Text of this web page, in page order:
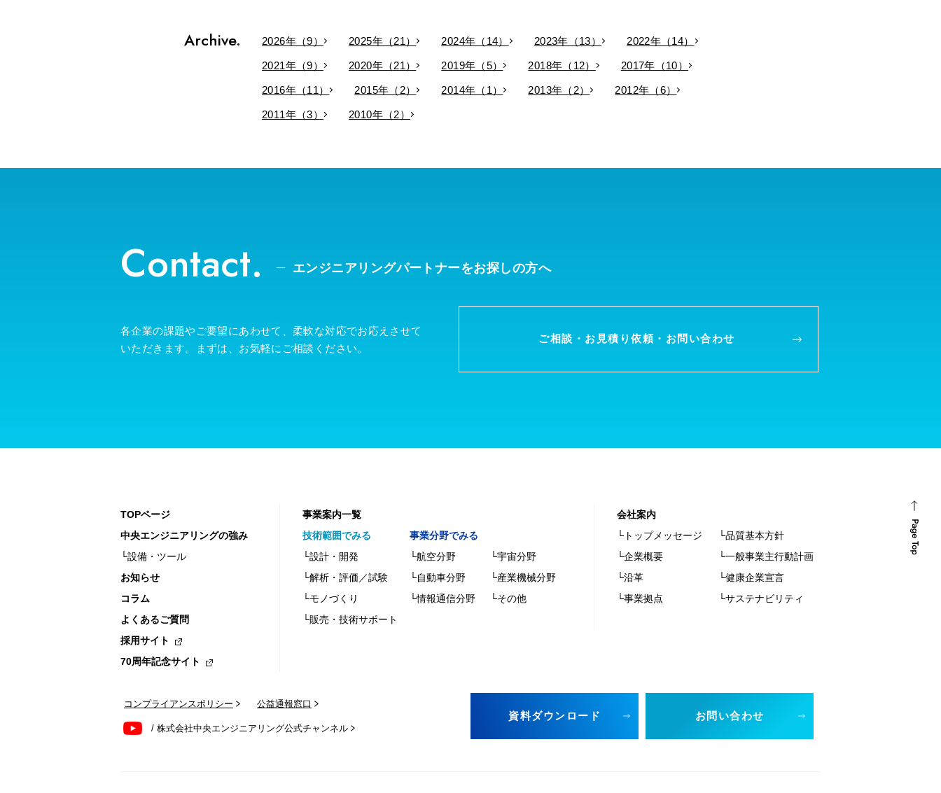
Archive. 2026年（9） 2025年（21） 2024年（14） 2023年（13） 2022年（14）
2021年（9） 2020年（21） 2019年（5） 2018年（12） 2017年（10）
2016年（11） 2015年（2） 2014年（1） 2013年（2） 2012年（6）
2011年（3） 2010年（2）
Contact. エンジニアリングパートナーをお探しの方へ
各企業の課題やご要望にあわせて、柔軟な対応でお応えさせて
いただきます。まずは、お気軽にご相談ください。
ご相談・お見積り依頼・ お問い合わせ
TOPページ
中央エンジニアリングの強み
└設備・ツール
お知らせ
コラム
よくあるご質問
採用サイト
70周年記念サイト
事業案内一覧
技術範囲でみる
└設計・開発
└解析・評価／試験
└モノづくり
└販売・技術サポート
事業分野でみる
└航空分野
└宇宙分野
└自動車分野
└産業機械分野
└情報通信分野
└その他
会社案内
└トップメッセージ
└品質基本方針
└企業概要
└一般事業主行動計画
└沿革
└健康企業宣言
└事業拠点
└サステナビリティ
コンプライアンスポリシー 公益通報窓口
/ 株式会社中央エンジニアリング公式チャンネル
資料ダウンロード お問い合わせ